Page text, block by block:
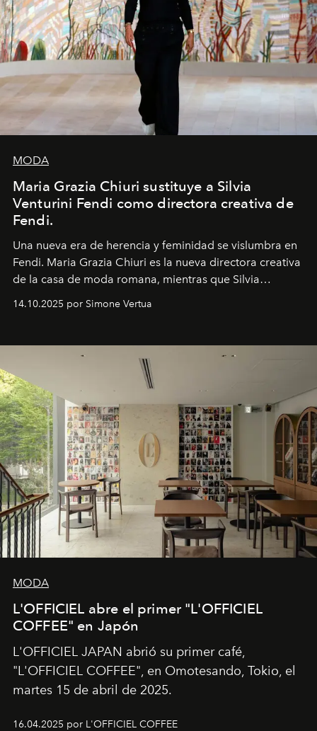
MODA
Maria Grazia Chiuri sustituye a Silvia
Venturini Fendi como directora creativa de
Fendi.
Una nueva era de herencia y feminidad se vislumbra en
Fendi. Maria Grazia Chiuri es la nueva directora creativa
de la casa de moda romana, mientras que Silvia
14.10.2025 por Simone Vertua
MODA
L'OFFICIEL abre el primer "L'OFFICIEL
COFFEE" en Japón
L'OFFICIEL JAPAN abrió su primer café,
"L'OFFICIEL COFFEE", en Omotesando, Tokio, el
martes 15 de abril de 2025.
16.04.2025 por L'OFFICIEL COFFEE